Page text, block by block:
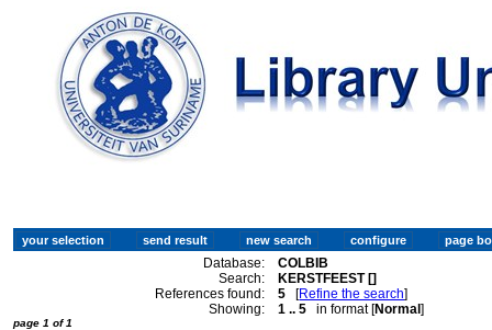
Database:
COLBIB
Search:
KERSTFEEST []
References found:
5 [Refine the search]
Showing:
1 .. 5 in format [Normal]
page 1 of 1